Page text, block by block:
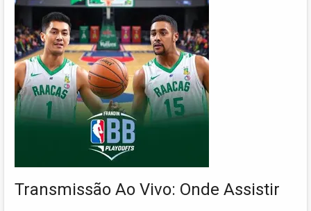
Transmissão Ao Vivo: Onde Assistir